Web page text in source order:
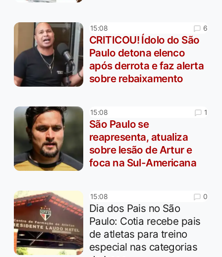
15:08 6
CRITICOU! Ídolo do São
Paulo detona elenco
após derrota e faz alerta
sobre rebaixamento
15:08 1
São Paulo se
reapresenta, atualiza
sobre lesão de Artur e
foca na Sul-Americana
15:08 0
Dia dos Pais no São
Paulo: Cotia recebe pais
de atletas para treino
especial nas categorias